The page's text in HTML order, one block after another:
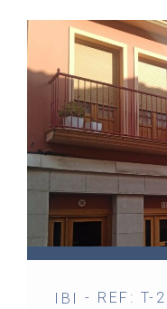
IBI - REF: T-